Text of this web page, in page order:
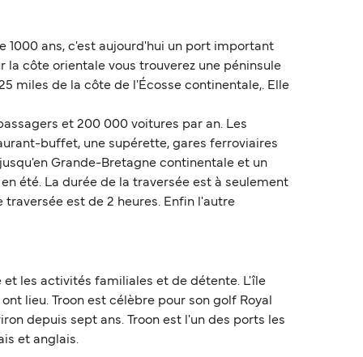
1000 ans, c'est aujourd'hui un port important
la côte orientale vous trouverez une péninsule
miles de la côte de l'Écosse continentale,. Elle
et 200 000 voitures par an. Les
buffet, une supérette, gares ferroviaires
Grande-Bretagne continentale et un
été. La durée de la traversée est à seulement
traversée est de 2 heures. Enfin l'autre
et les activités familiales et de détente. L'île
lieu. Troon est célèbre pour son golf Royal
depuis sept ans. Troon est l'un des ports les
et anglais.